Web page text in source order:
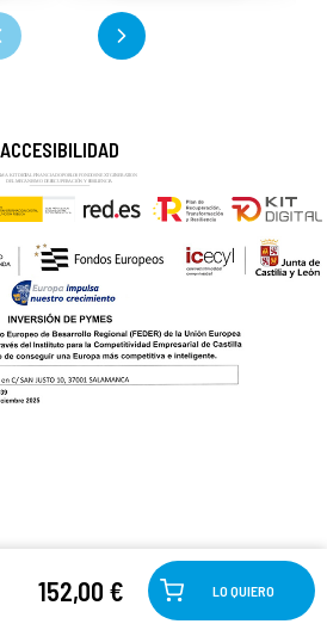
152,00 € LO QUIERO
ACCESIBILIDAD